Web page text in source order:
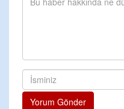
Yorum Gönder